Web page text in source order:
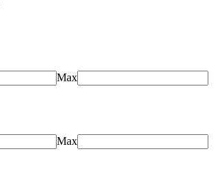
Max
Max